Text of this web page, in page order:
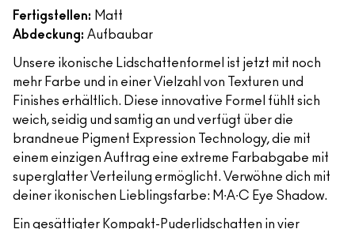
Fertigstellen: Matt
Abdeckung: Aufbaubar
Unsere ikonische Lidschattenformel ist jetzt mit noch
mehr Farbe und in einer Vielzahl von Texturen und
Finishes erhältlich. Diese innovative Formel fühlt sich
weich, seidig und samtig an und verfügt über die
brandneue Pigment Expression Technology, die mit
einem einzigen Auftrag eine extreme Farbabgabe mit
superglatter Verteilung ermöglicht. Verwöhne dich mit
deiner ikonischen Lieblingsfarbe: M∙A∙C Eye Shadow.
Ein gesättigter Kompakt-Puderlidschatten in vier